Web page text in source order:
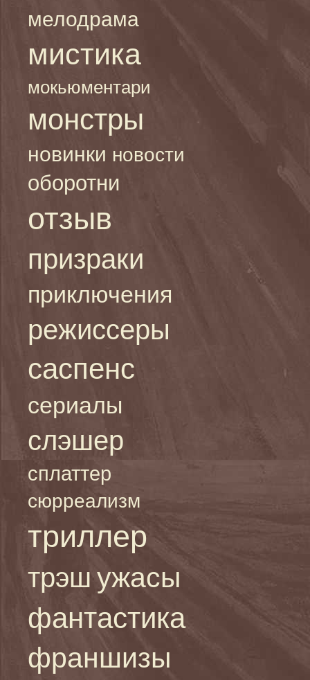
мелодрама
мистика
мокьюментари
монстры
новинки новости
оборотни
отзыв
призраки
приключения
режиссеры
саспенс
сериалы
слэшер
сплаттер
сюрреализм
триллер
трэш ужасы
фантастика
франшизы